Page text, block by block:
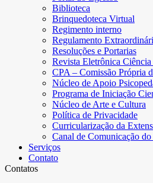
Biblioteca
Brinquedoteca Virtual
Regimento interno
Regulamento
Resoluções e Portarias
Revista Eletrônica
CPA – Comissão Própria
Núcleo de Apoio
Programa de Iniciação
Núcleo de Arte e Cultura
Política de Privacidade
Curricularização da
Canal de Comunicação
Serviços
Contato
Contatos